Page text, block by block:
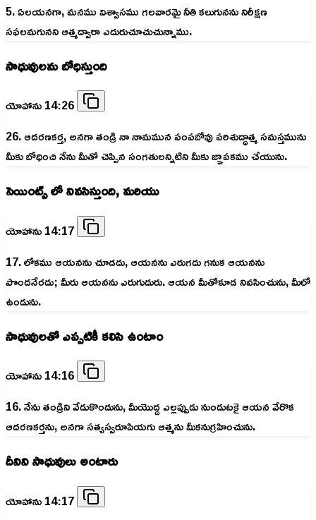
5. ఏలయనగా, మనము విశ్వాసము గలవారమై నీతి కలుగునను నిరీక్షణ
సఫలమగునని ఆత్మద్వారా ఎదురుచూచుచున్నాము.
సాధువులను బోధిస్తుంది
యోహాను 14:26
26. ఆదరణకర్త, అనగా తండ్రి నా నామమున పంపబోవు పరిశుద్ధాత్మ సమస్తమును
మీకు బోధించి నేను మీతో చెప్పిన సంగతులన్నిటిని మీకు జ్ఞాపకము చేయును.
సెయింట్స్ లో నివసిస్తుంది, మరియు
యోహాను 14:17
17. లోకము ఆయనను చూడదు, ఆయనను ఎరుగదు గనుక ఆయనను
పొందనేరదు; మీరు ఆయనను ఎరుగుదురు. ఆయన మీతోకూడ నివసించును, మీలో
ఉండును.
సాధువులతో ఎప్పటికీ కలిసి ఉంటాం
యోహాను 14:16
16. నేను తండ్రిని వేడుకొందును, మీయొద్ద ఎల్లప్పుడు నుండుటకై ఆయన వేరొక
ఆదరణకర్తను, అనగా సత్యస్వరూపియగు ఆత్మను మీకనుగ్రహించును.
దీనిని సాధువులు అంటారు
యోహాను 14:17